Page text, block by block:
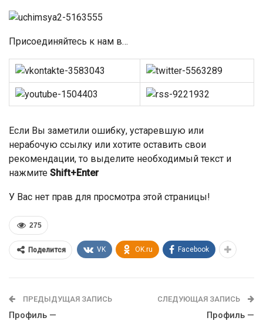
Присоединяйтесь к нам в…
Если Вы заметили ошибку, устаревшую или
нерабочую ссылку или хотите оставить свои
рекомендации, то выделите необходимый текст и
нажмите Shift+Enter
У Вас нет прав для просмотра этой страницы!
275
Поделится VK OK.ru Facebook
ПРЕДЫДУЩАЯ ЗАПИСЬ
Профиль —
СЛЕДУЮЩАЯ ЗАПИСЬ
Профиль —